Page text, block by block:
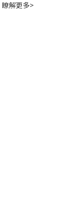
瞭解更多>